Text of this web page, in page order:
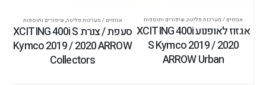
אגזוזים / מערכות פליטה, שיפורים ותוספות
אגזוז לאופנוע XCITING 400i
S Kymco 2019 / 2020
ARROW Urban
אגזוזים / מערכות פליטה, שיפורים ותוספות
סעפת / צנרת XCITING 400i S
Kymco 2019 / 2020 ARROW
Collectors